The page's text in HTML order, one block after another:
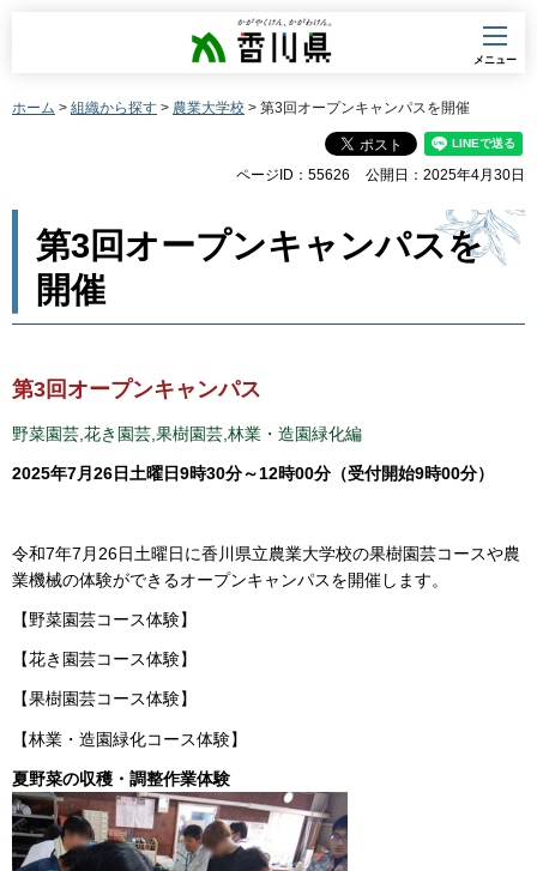
香川県
メニュー
ホーム > 組織から探す > 農業大学校 > 第3回オープンキャンパスを開催
ページID：55626 公開日：2025年4月30日
第3回オープンキャンパスを
開催
第3回オープンキャンパス
野菜園芸,花き園芸,果樹園芸,林業・造園緑化編
2025年7月26日土曜日9時30分～12時00分（受付開始9時00分）
令和7年7月26日土曜日に香川県立農業大学校の果樹園芸コースや農
業機械の体験ができるオープンキャンパスを開催します。
【野菜園芸コース体験】
【花き園芸コース体験】
【果樹園芸コース体験】
【林業・造園緑化コース体験】
夏野菜の収穫・調整作業体験